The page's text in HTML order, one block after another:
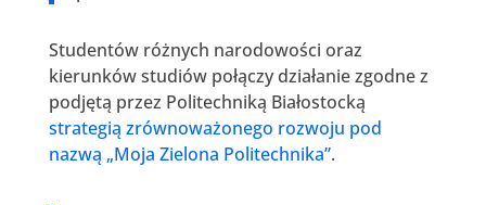
Studentów różnych narodowości oraz
kierunków studiów połączy działanie zgodne z
podjętą przez Politechniką Białostocką
strategią zrównoważonego rozwoju pod
nazwą „Moja Zielona Politechnika”.